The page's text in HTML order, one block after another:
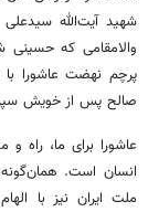
شهید آیت‌الله سیدعلی
والامقامی که
پرچم نهضت عاشورا با
صالح پس از خویش
عاشورا برای ما، راه
انسان است. همان‌گونه
ملت ایران نیز با